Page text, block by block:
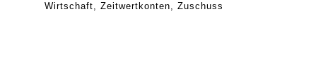
Wirtschaft Zeitwertkonten Zuschuss